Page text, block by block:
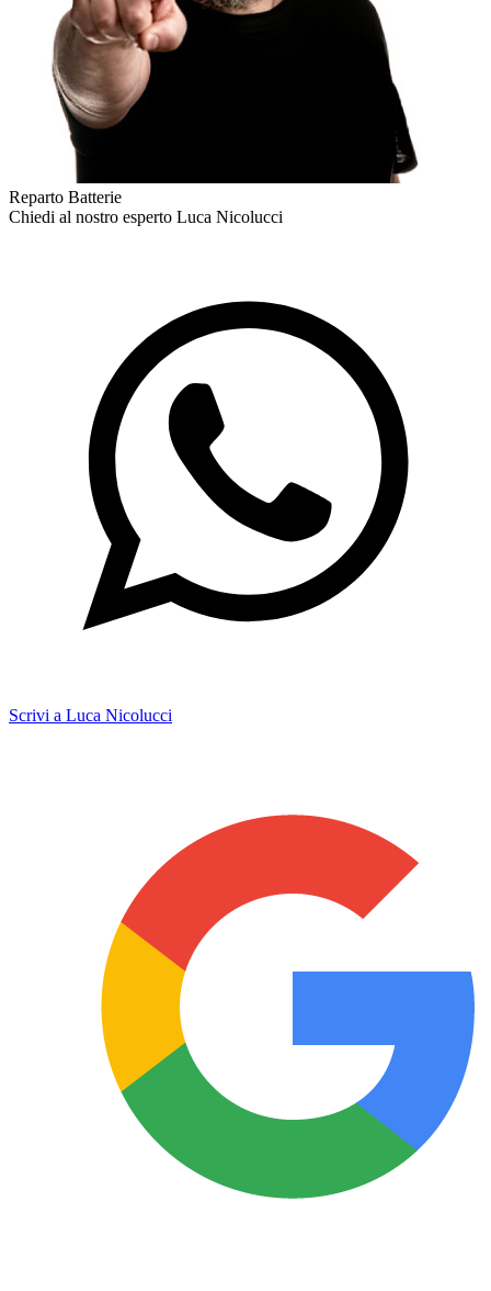
Reparto Batterie
Chiedi al nostro esperto Luca Nicolucci
Scrivi a Luca Nicolucci